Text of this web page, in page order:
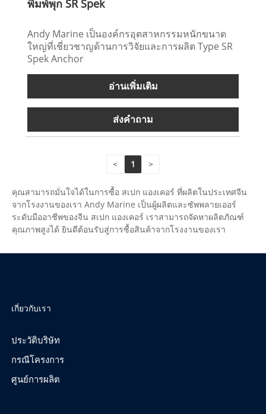
พิมพ์พุก SR Spek
Andy Marine เป็นองค์กรอุตสาหกรรมหนักขนาด
ใหญ่ที่เชี่ยวชาญด้านการวิจัยและการผลิต Type SR
Spek Anchor
อ่านเพิ่มเติม
ส่งคำถาม
< 1 >
คุณสามารถมั่นใจได้ในการซื้อ สเปก แองเคอร์ ที่ผลิตในประเทศจีน
จากโรงงานของเรา Andy Marine เป็นผู้ผลิตและซัพพลายเออร์
ระดับมืออาชีพของจีน สเปก แองเคอร์ เราสามารถจัดหาผลิตภัณฑ์
คุณภาพสูงได้ ยินดีต้อนรับสู่การซื้อสินค้าจากโรงงานของเรา
เกี่ยวกับเรา
ประวัติบริษัท
กรณีโครงการ
ศูนย์การผลิต